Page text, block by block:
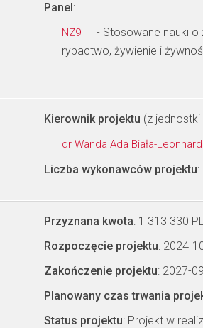
Panel:
NZ9
- Stosowane nauki
rybactwo, żywienie i
Kierownik projektu (z jednostki
dr Wanda Ada Biała-Leonhard
Liczba wykonawców projektu:
Przyznana kwota: 1 313 330
Rozpoczęcie projektu: 2024-
Zakończenie projektu: 2027-
Planowany czas trwania
Status projektu: Projekt w